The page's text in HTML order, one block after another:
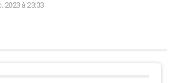
2023 à 23:33